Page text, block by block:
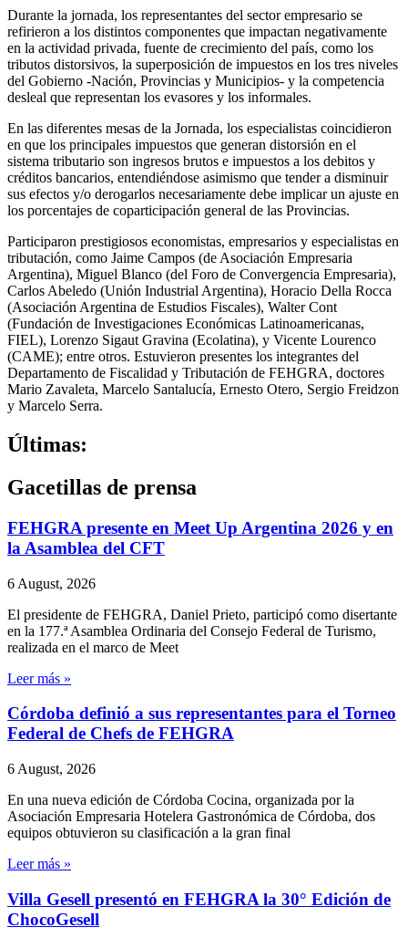
Durante la jornada, los representantes del sector empresario se
refirieron a los distintos componentes que impactan negativamente
en la actividad privada, fuente de crecimiento del país, como los
tributos distorsivos, la superposición de impuestos en los tres niveles
del Gobierno -Nación, Provincias y Municipios- y la competencia
desleal que representan los evasores y los informales.
En las diferentes mesas de la Jornada, los especialistas coincidieron
en que los principales impuestos que generan distorsión en el
sistema tributario son ingresos brutos e impuestos a los debitos y
créditos bancarios, entendiéndose asimismo que tender a disminuir
sus efectos y/o derogarlos necesariamente debe implicar un ajuste en
los porcentajes de coparticipación general de las Provincias.
Participaron prestigiosos economistas, empresarios y especialistas en
tributación, como Jaime Campos (de Asociación Empresaria
Argentina), Miguel Blanco (del Foro de Convergencia Empresaria),
Carlos Abeledo (Unión Industrial Argentina), Horacio Della Rocca
(Asociación Argentina de Estudios Fiscales), Walter Cont
(Fundación de Investigaciones Económicas Latinoamericanas,
FIEL), Lorenzo Sigaut Gravina (Ecolatina), y Vicente Lourenco
(CAME); entre otros. Estuvieron presentes los integrantes del
Departamento de Fiscalidad y Tributación de FEHGRA, doctores
Mario Zavaleta, Marcelo Santalucía, Ernesto Otero, Sergio Freidzon
y Marcelo Serra.
Últimas:
Gacetillas de prensa
FEHGRA presente en Meet Up Argentina 2026 y en
la Asamblea del CFT
6 August, 2026
El presidente de FEHGRA, Daniel Prieto, participó como disertante
en la 177.ª Asamblea Ordinaria del Consejo Federal de Turismo,
realizada en el marco de Meet
Leer más »
Córdoba definió a sus representantes para el Torneo
Federal de Chefs de FEHGRA
6 August, 2026
En una nueva edición de Córdoba Cocina, organizada por la
Asociación Empresaria Hotelera Gastronómica de Córdoba, dos
equipos obtuvieron su clasificación a la gran final
Leer más »
Villa Gesell presentó en FEHGRA la 30° Edición de
ChocoGesell